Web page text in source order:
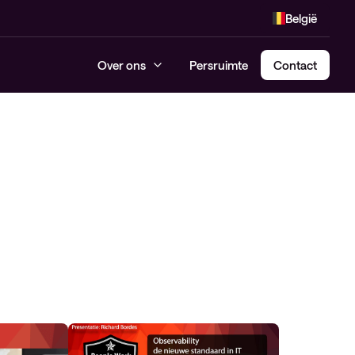
België
Over ons Persruimte Contact